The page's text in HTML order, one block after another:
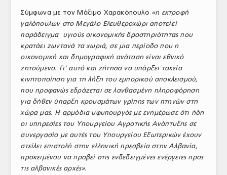
Σύμφωνα με τον Μάξιμο Χαρακόπουλο «η εκτροφή
γαλόπουλων στο Μεγάλο Ελευθεροχώρι αποτελεί
παράδειγμα υγιούς οικονομικής δραστηριότητας που
κρατάει ζωντανά τα χωριά, σε μια περίοδο που η
οικονομική και δημογραφική ανάταση είναι εθνικό
ζητούμενο. Γι’ αυτό και ζήτησα να υπάρξει ταχεία
κινητοποίηση για τη λήξη του εμπορικού αποκλεισμού,
που προφανώς εδράζεται σε λανθασμένη πληροφόρηση
για δήθεν ύπαρξη κρουσμάτων γρίπης των πτηνών στη
χώρα μας. Η αρμόδια υφυπουργός με ενημέρωσε ότι ήδη
οι υπηρεσίες του Υπουργείου Αγροτικής Ανάπτυξης σε
συνεργασία με αυτές του Υπουργείου Εξωτερικών έχουν
στείλει επιστολή στην ελληνική πρεσβεία στην Αλβανία,
προκειμένου να προβεί στις ενδεδειγμένες ενέργειες προς
τις αλβανικές αρχές».